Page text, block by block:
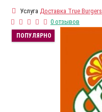
Услуга Доставка True Burgers
0 отзывов
ПОПУЛЯРНО